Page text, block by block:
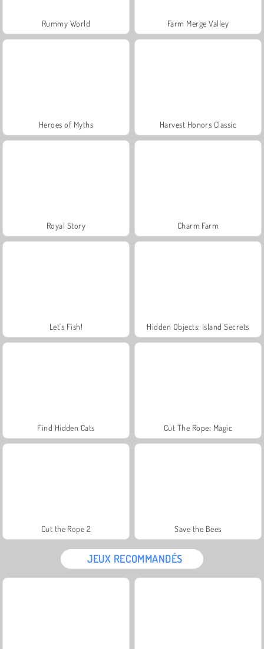
Rummy World Farm Merge Valley
Heroes of Myths Harvest Honors Classic
Royal Story Charm Farm
Let's Fish! Hidden Objects: Island Secrets
Find Hidden Cats Cut The Rope: Magic
Cut the Rope 2 Save the Bees
JEUX RECOMMANDÉS